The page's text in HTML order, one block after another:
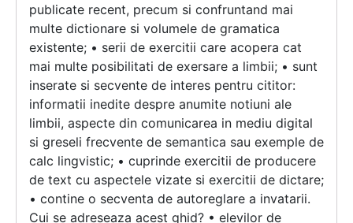
publicate recent, precum si confruntand mai
multe dictionare si volumele de gramatica
existente; • serii de exercitii care acopera cat
mai multe posibilitati de exersare a limbii; • sunt
inserate si secvente de interes pentru cititor:
informatii inedite despre anumite notiuni ale
limbii, aspecte din comunicarea in mediu digital
si greseli frecvente de semantica sau exemple de
calc lingvistic; • cuprinde exercitii de producere
de text cu aspectele vizate si exercitii de dictare;
• contine o secventa de autoreglare a invatarii.
Cui se adreseaza acest ghid? • elevilor de